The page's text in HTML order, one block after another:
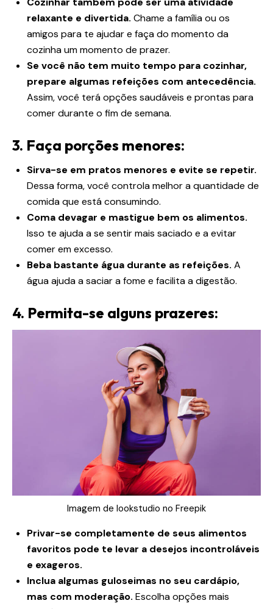
relaxante e divertida. Chame a família ou os
amigos para te ajudar e faça do momento da
cozinha um momento de prazer.
Se você não tem muito tempo para cozinhar,
prepare algumas refeições com antecedência.
Assim, você terá opções saudáveis ​​e prontas para
comer durante o fim de semana.
3. Faça porções menores:
Sirva-se em pratos menores e evite se repetir.
Dessa forma, você controla melhor a quantidade de
comida que está consumindo.
Coma devagar e mastigue bem os alimentos.
Isso te ajuda a se sentir mais saciado e a evitar
comer em excesso.
Beba bastante água durante as refeições. A
água ajuda a saciar a fome e facilita a digestão.
4. Permita-se alguns prazeres:
Imagem de lookstudio no Freepik
Privar-se completamente de seus alimentos
favoritos pode te levar a desejos incontroláveis
​​e exageros.
Inclua algumas guloseimas no seu cardápio,
mas com moderação. Escolha opções mais